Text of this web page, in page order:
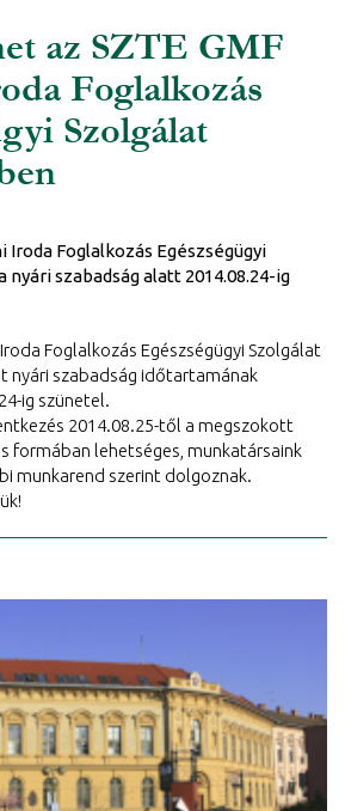
az SZTE GMF
Foglalkozás
Szolgálat
Iroda Foglalkozás Egészségügyi
nyári szabadság alatt 2014.08.24-ig
Foglalkozás Egészségügyi Szolgálat
nyári szabadság időtartamának
ig szünetel.
2014.08.25-től a megszokott
formában lehetséges, munkatársaink
munkarend szerint dolgoznak.